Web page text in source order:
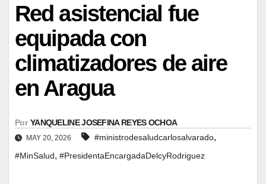
Red asistencial fue
equipada con
climatizadores de aire
en Aragua
Por YANQUELINE JOSEFINA REYES OCHOA
MAY 20, 2026 #ministrodesaludcarlosalvarado,
#MinSalud, #PresidentaEncargadaDelcyRodriguez